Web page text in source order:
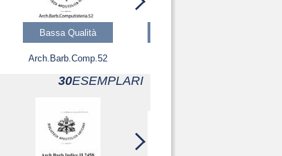
Bassa Qualità
Arch.Barb.Comp.52
30ESEMPLARI